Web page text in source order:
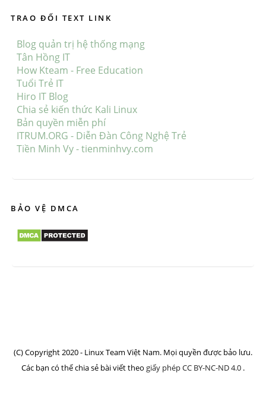
TRAO ĐỔI TEXT LINK
Blog quản trị hệ thống mạng
Tân Hồng IT
How Kteam - Free Education
Tuổi Trẻ IT
Hiro IT Blog
Chia sẻ kiến thức Kali Linux
Bản quyền miễn phí
ITRUM.ORG - Diễn Đàn Công Nghệ Trẻ
Tiền Minh Vy - tienminhvy.com
BẢO VỆ DMCA
(C) Copyright 2020 - Linux Team Việt Nam. Mọi quyền được bảo lưu.
Các bạn có thể chia sẻ bài viết theo giấy phép CC BY-NC-ND 4.0 .